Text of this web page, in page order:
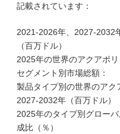
記載されています：
2021-2026年、2027-2032
（百万ドル）
2025年の世界のアクアポリ
セグメント別市場総額：
製品タイプ別の世界のアク
2027-2032年（百万ドル）
2025年のタイプ別グロー
成比（％）